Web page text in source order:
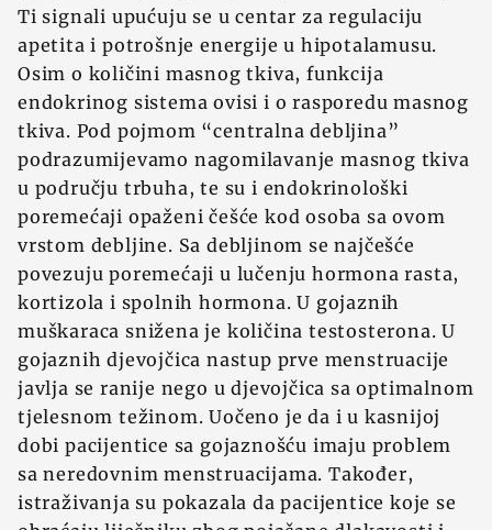
Ti signali upućuju se u centar za regulaciju
apetita i potrošnje energije u hipotalamusu.
Osim o količini masnog tkiva, funkcija
endokrinog sistema ovisi i o rasporedu masnog
tkiva. Pod pojmom “centralna debljina”
podrazumijevamo nagomilavanje masnog tkiva
u području trbuha, te su i endokrinološki
poremećaji opaženi češće kod osoba sa ovom
vrstom debljine. Sa debljinom se najčešće
povezuju poremećaji u lučenju hormona rasta,
kortizola i spolnih hormona. U gojaznih
muškaraca snižena je količina testosterona. U
gojaznih djevojčica nastup prve menstruacije
javlja se ranije nego u djevojčica sa optimalnom
tjelesnom težinom. Uočeno je da i u kasnijoj
dobi pacijentice sa gojaznošću imaju problem
sa neredovnim menstruacijama. Također,
istraživanja su pokazala da pacijentice koje se